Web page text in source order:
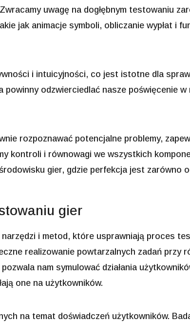
uwagę na dogłębnym testowaniu
jak animacje symboli, obliczanie wypłat i
i intuicyjności, co jest istotne dla
powinny odzwierciedlać nasze poświęcenie
rozpoznawać potencjalne problemy,
kontroli i równowagi we wszystkich
gier, gdzie perfekcja jest zarówno
gier
i metod, które usprawniają proces
realizowanie powtarzalnych zadań przy
nam symulować działania
one na użytkowników.
na temat doświadczeń użytkowników.